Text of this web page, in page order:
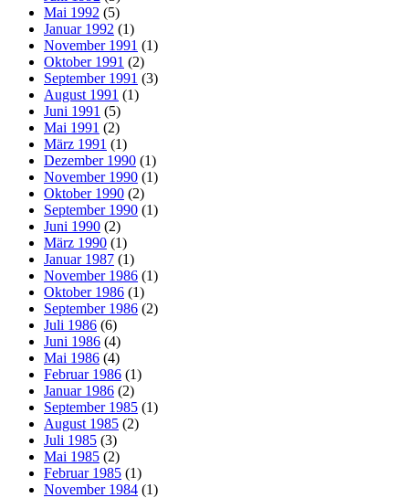
Mai 1992 (5)
Januar 1992 (1)
November 1991 (1)
Oktober 1991 (2)
September 1991 (3)
August 1991 (1)
Juni 1991 (5)
Mai 1991 (2)
März 1991 (1)
Dezember 1990 (1)
November 1990 (1)
Oktober 1990 (2)
September 1990 (1)
Juni 1990 (2)
März 1990 (1)
Januar 1987 (1)
November 1986 (1)
Oktober 1986 (1)
September 1986 (2)
Juli 1986 (6)
Juni 1986 (4)
Mai 1986 (4)
Februar 1986 (1)
Januar 1986 (2)
September 1985 (1)
August 1985 (2)
Juli 1985 (3)
Mai 1985 (2)
Februar 1985 (1)
November 1984 (1)